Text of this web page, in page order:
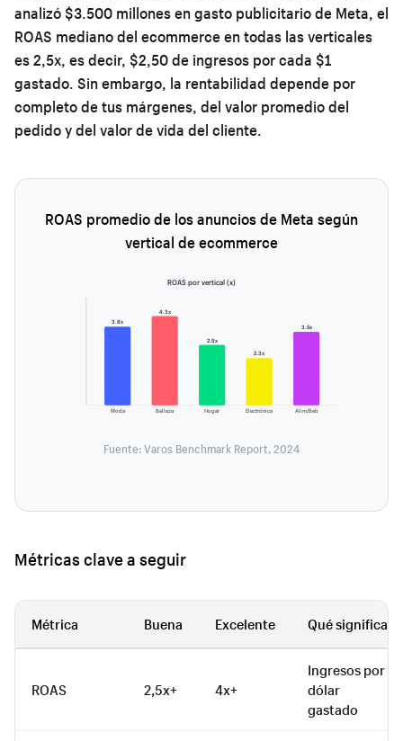
analizó $3.500 millones en gasto publicitario de Meta, el
ROAS mediano del ecommerce en todas las verticales
es 2,5x, es decir, $2,50 de ingresos por cada $1
gastado. Sin embargo, la rentabilidad depende por
completo de tus márgenes, del valor promedio del
pedido y del valor de vida del cliente.
ROAS promedio de los anuncios de Meta según
vertical de ecommerce
ROAS por vertical (x)
Moda
3.8x
Belleza
4.3x
Hogar
2.9x
Electrónica
2.3x
Alim/Beb
3.5x
Fuente: Varos Benchmark Report, 2024
Métricas clave a seguir
Métrica Buena Excelente Qué significa
ROAS 2,5x+ 4x+
Ingresos por
dólar
gastado